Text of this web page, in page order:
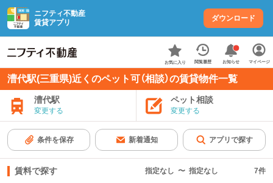
ニフティ不動産
賃貸アプリ
ダウンロード
お気に入り 閲覧履歴 お知らせ マイページ
漕代駅(三重県)近くのペット可（相談）の賃貸物件一覧
漕代駅
変更する
ペット相談
変更する
条件を保存 新着通知 アプリで探す
賃料で探す 指定なし 〜 指定なし 7件